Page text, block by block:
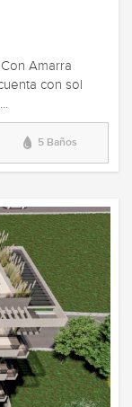
Amarra
con sol
5 Baños